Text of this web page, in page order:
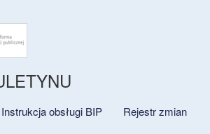
Instrukcja obsługi BIP Rejestr zmian